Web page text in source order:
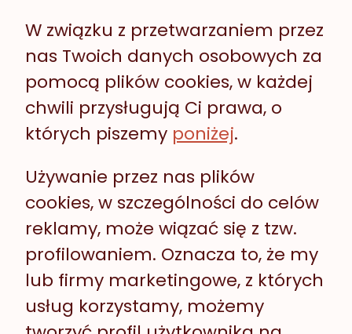
W związku z przetwarzaniem przez
nas Twoich danych osobowych za
pomocą plików cookies, w każdej
chwili przysługują Ci prawa, o
których piszemy poniżej.
Używanie przez nas plików
cookies, w szczególności do celów
reklamy, może wiązać się z tzw.
profilowaniem. Oznacza to, że my
lub firmy marketingowe, z których
usług korzystamy, możemy